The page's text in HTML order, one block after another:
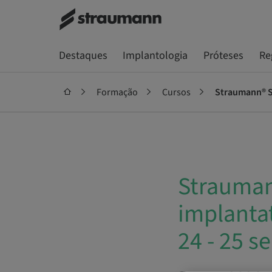
Destaques Implantologia Próteses
Formação Cursos
24 - 25